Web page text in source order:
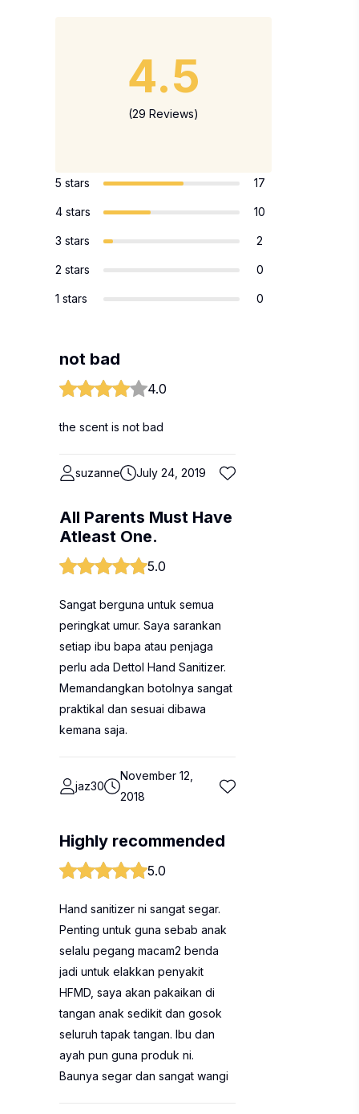
4.5
(29 Reviews)
5 stars 17
4 stars 10
3 stars 2
2 stars 0
1 stars 0
not bad
4.0
the scent is not bad
suzanne July 24, 2019
All Parents Must Have
Atleast One.
5.0
Sangat berguna untuk semua
peringkat umur. Saya sarankan
setiap ibu bapa atau penjaga
perlu ada Dettol Hand Sanitizer.
Memandangkan botolnya sangat
praktikal dan sesuai dibawa
kemana saja.
jaz30
November 12,
2018
Highly recommended
5.0
Hand sanitizer ni sangat segar.
Penting untuk guna sebab anak
selalu pegang macam2 benda
jadi untuk elakkan penyakit
HFMD, saya akan pakaikan di
tangan anak sedikit dan gosok
seluruh tapak tangan. Ibu dan
ayah pun guna produk ni.
Baunya segar dan sangat wangi